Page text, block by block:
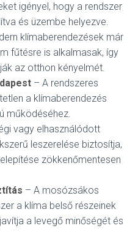
igényel, hogy a rendszer
és üzembe helyezve.
klímaberendezések már
fűtésre is alkalmasak, így
az otthon kényelmét.
– A rendszeres
a klímaberendezés
működéséhez.
vagy elhasználódott
leszerelése biztosítja,
zökkenőmentesen
– A mosózsákos
a klíma belső részeinek
a levegő minőségét és